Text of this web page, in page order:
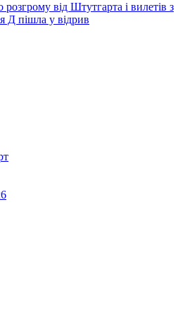
розгрому від Штутгарта і вилетів з
Д пішла у відрив